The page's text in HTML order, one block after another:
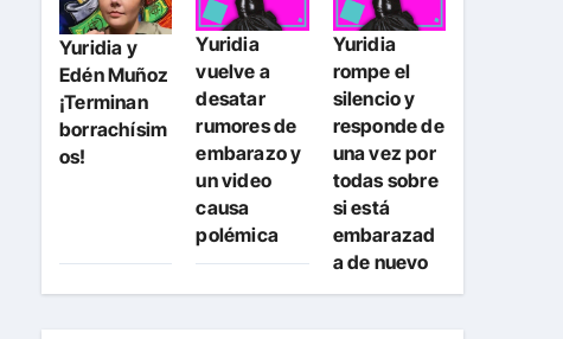
Yuridia y
Edén Muñoz
¡Terminan
borrachísim
os!
Yuridia
vuelve a
desatar
rumores de
embarazo y
un video
causa
polémica
Yuridia
rompe el
silencio y
responde de
una vez por
todas sobre
si está
embarazad
a de nuevo